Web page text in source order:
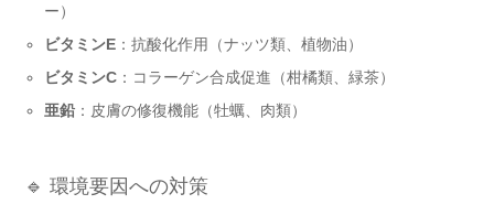
ー）
ビタミンE ：抗酸化作用（ナッツ類、植物油）
ビタミンC ：コラーゲン合成促進（柑橘類、緑茶）
亜鉛 ：皮膚の修復機能（牡蠣、肉類）
🔹 環境要因への対策